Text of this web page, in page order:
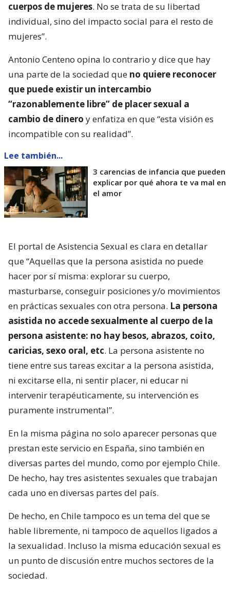
cuerpos de mujeres. No se trata de su libertad
individual, sino del impacto social para el resto de
mujeres”.
Antonio Centeno opina lo contrario y dice que hay
una parte de la sociedad que no quiere reconocer
que puede existir un intercambio
“razonablemente libre” de placer sexual a
cambio de dinero y enfatiza en que “esta visión es
incompatible con su realidad”.
Lee también...
3 carencias de infancia que pueden
explicar por qué ahora te va mal en
el amor
El portal de Asistencia Sexual es clara en detallar
que “Aquellas que la persona asistida no puede
hacer por sí misma: explorar su cuerpo,
masturbarse, conseguir posiciones y/o movimientos
en prácticas sexuales con otra persona. La persona
asistida no accede sexualmente al cuerpo de la
persona asistente: no hay besos, abrazos, coito,
caricias, sexo oral, etc. La persona asistente no
tiene entre sus tareas excitar a la persona asistida,
ni excitarse ella, ni sentir placer, ni educar ni
intervenir terapéuticamente, su intervención es
puramente instrumental”.
En la misma página no solo aparecer personas que
prestan este servicio en España, sino también en
diversas partes del mundo, como por ejemplo Chile.
De hecho, hay tres asistentes sexuales que trabajan
cada uno en diversas partes del país.
De hecho, en Chile tampoco es un tema del que se
hable libremente, ni tampoco de aquellos ligados a
la sexualidad. Incluso la misma educación sexual es
un punto de discusión entre muchos sectores de la
sociedad.